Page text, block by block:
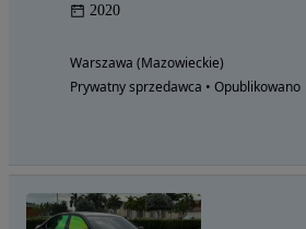
2020
Warszawa (Mazowieckie)
Prywatny sprzedawca • Opublikowano